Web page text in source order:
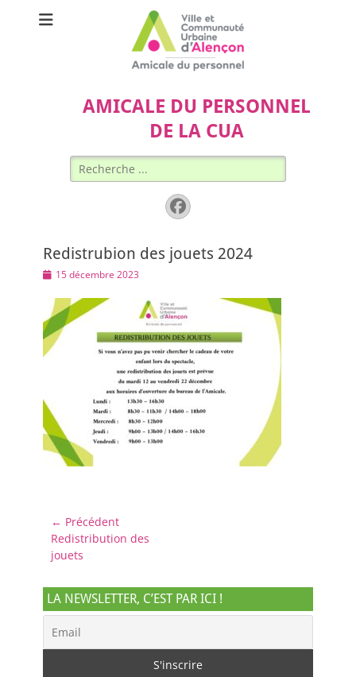
AMICALE DU PERSONNEL
DE LA CUA
Rechercher :
Facebook
Redistrubion des jouets 2024
Posted15 décembre 2023
Navigation
de
l’article
← Précédent
Article
précédent :
Redistribution des
jouets
LA NEWSLETTER, C’EST PAR ICI !